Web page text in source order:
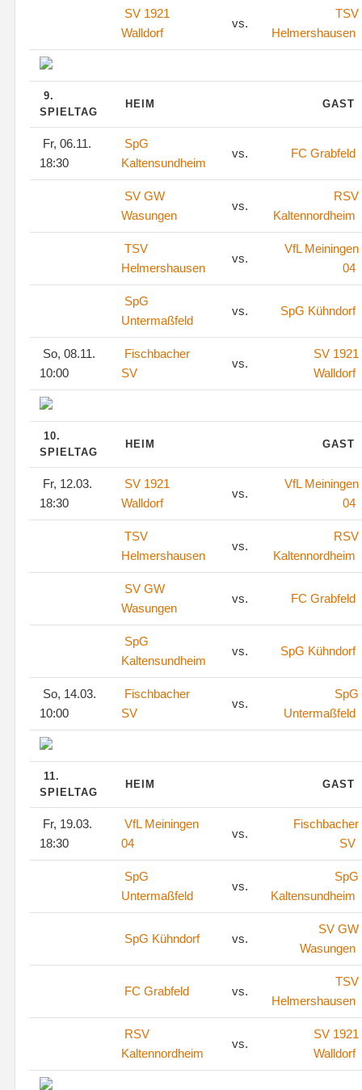
SV 1921
Walldorf
vs.
TSV
Helmershausen
9.
SPIELTAG
HEIM GAST
Fr, 06.11.
18:30
SpG
Kaltensundheim
vs. FC Grabfeld
SV GW
Wasungen
vs.
RSV
Kaltennordheim
TSV
Helmershausen
vs.
VfL Meiningen
04
SpG
Untermaßfeld
vs. SpG Kühndorf
So, 08.11.
10:00
Fischbacher
SV
vs.
SV 1921
Walldorf
10.
SPIELTAG
HEIM GAST
Fr, 12.03.
18:30
SV 1921
Walldorf
vs.
VfL Meiningen
04
TSV
Helmershausen
vs.
RSV
Kaltennordheim
SV GW
Wasungen
vs. FC Grabfeld
SpG
Kaltensundheim
vs. SpG Kühndorf
So, 14.03.
10:00
Fischbacher
SV
vs.
SpG
Untermaßfeld
11.
SPIELTAG
HEIM GAST
Fr, 19.03.
18:30
VfL Meiningen
04
vs.
Fischbacher
SV
SpG
Untermaßfeld
vs.
SpG
Kaltensundheim
SpG Kühndorf vs.
SV GW
Wasungen
FC Grabfeld vs.
TSV
Helmershausen
RSV
Kaltennordheim
vs.
SV 1921
Walldorf